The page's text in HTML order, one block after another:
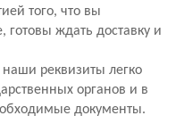
того, что вы
готовы ждать доставку и
наши реквизиты легко
органов и в
документы.